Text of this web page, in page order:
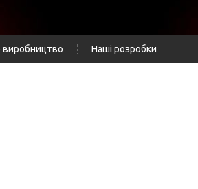
виробництво Наші розробки